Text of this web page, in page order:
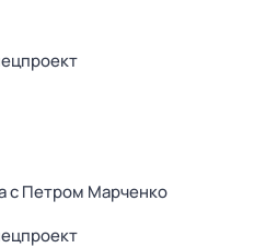
с Петром Марченко